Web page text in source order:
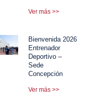
Ver más >>
Bienvenida 2026
Entrenador
Deportivo –
Sede
Concepción
Ver más >>